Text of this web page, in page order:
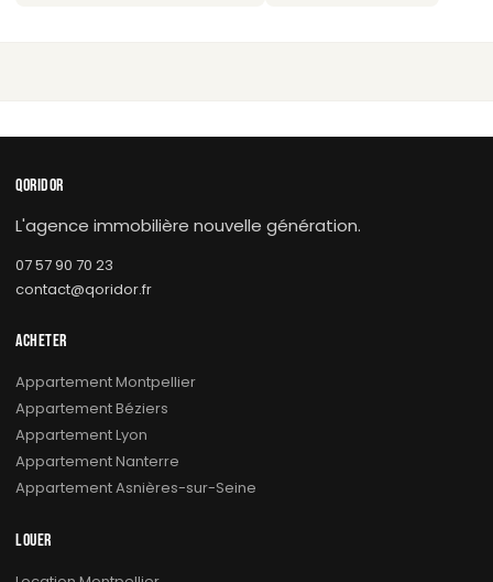
QORIDOR
L'agence immobilière nouvelle génération.
07 57 90 70 23
contact@qoridor.fr
ACHETER
Appartement Montpellier
Appartement Béziers
Appartement Lyon
Appartement Nanterre
Appartement Asnières-sur-Seine
LOUER